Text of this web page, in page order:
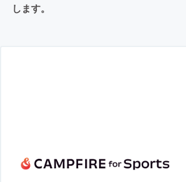
します。